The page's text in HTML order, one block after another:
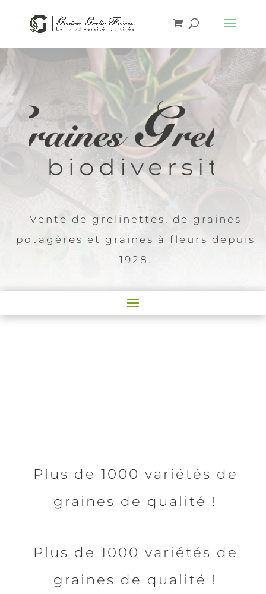
Vente de grelinettes, de graines
potagères et graines à fleurs depuis
1928.
Plus de 1000 variétés de
graines de qualité !
Plus de 1000 variétés de
graines de qualité !